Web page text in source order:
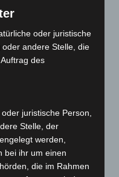
oder juristische
andere Stelle, die
des
juristische Person,
Stelle, der
werden,
bei ihr um einen
die im Rahmen